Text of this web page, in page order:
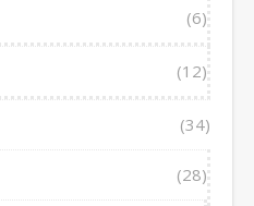
(6)
(12)
(34)
(28)